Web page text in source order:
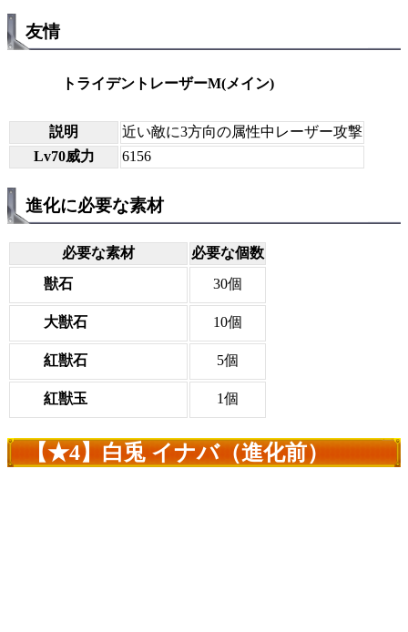
友情
トライデントレーザーM(メイン)
説明
近い敵に3方向の属性中レーザー攻撃
Lv70威力
6156
進化に必要な素材
必要な素材
必要な個数
獣石
30個
大獣石 10個
紅獣石 5個
紅獣玉 1個
【★4】白兎 イナバ（進化前）